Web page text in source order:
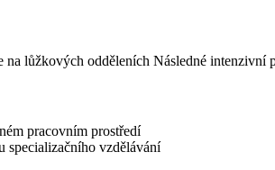
lůžkových odděleních Následné intenzivní
pracovním prostředí
specializačního vzdělávání